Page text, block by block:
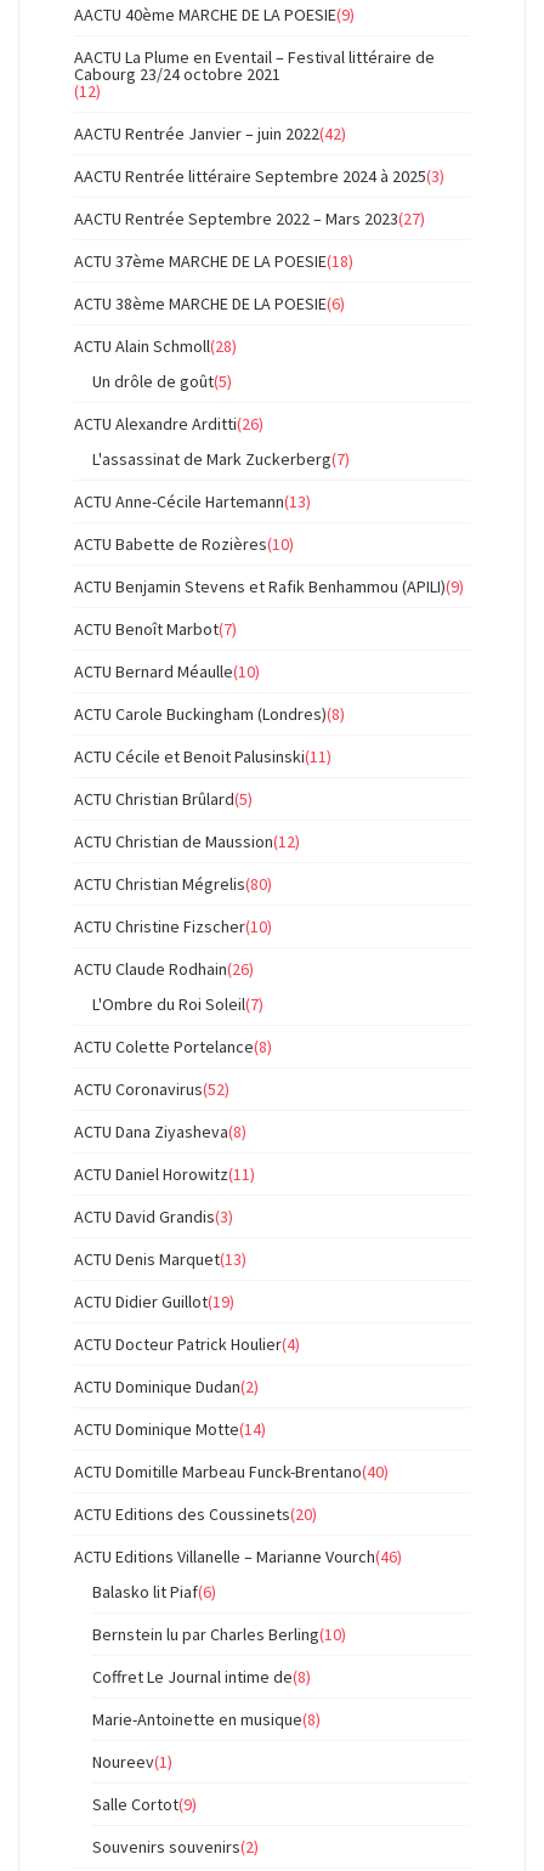
AACTU 40ème MARCHE DE LA POESIE(9)
AACTU La Plume en Eventail – Festival littéraire de
Cabourg 23/24 octobre 2021
(12)
AACTU Rentrée Janvier – juin 2022(42)
AACTU Rentrée littéraire Septembre 2024 à 2025(3)
AACTU Rentrée Septembre 2022 – Mars 2023(27)
ACTU 37ème MARCHE DE LA POESIE(18)
ACTU 38ème MARCHE DE LA POESIE(6)
ACTU Alain Schmoll(28)
Un drôle de goût(5)
ACTU Alexandre Arditti(26)
L'assassinat de Mark Zuckerberg(7)
ACTU Anne-Cécile Hartemann(13)
ACTU Babette de Rozières(10)
ACTU Benjamin Stevens et Rafik Benhammou (APILI)(9)
ACTU Benoît Marbot(7)
ACTU Bernard Méaulle(10)
ACTU Carole Buckingham (Londres)(8)
ACTU Cécile et Benoit Palusinski(11)
ACTU Christian Brûlard(5)
ACTU Christian de Maussion(12)
ACTU Christian Mégrelis(80)
ACTU Christine Fizscher(10)
ACTU Claude Rodhain(26)
L'Ombre du Roi Soleil(7)
ACTU Colette Portelance(8)
ACTU Coronavirus(52)
ACTU Dana Ziyasheva(8)
ACTU Daniel Horowitz(11)
ACTU David Grandis(3)
ACTU Denis Marquet(13)
ACTU Didier Guillot(19)
ACTU Docteur Patrick Houlier(4)
ACTU Dominique Dudan(2)
ACTU Dominique Motte(14)
ACTU Domitille Marbeau Funck-Brentano(40)
ACTU Editions des Coussinets(20)
ACTU Editions Villanelle – Marianne Vourch(46)
Balasko lit Piaf(6)
Bernstein lu par Charles Berling(10)
Coffret Le Journal intime de(8)
Marie-Antoinette en musique(8)
Noureev(1)
Salle Cortot(9)
Souvenirs souvenirs(2)